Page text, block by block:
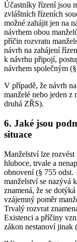
Účastníky řízení jsou
zvláštních řízeních
možné zahájit jen na
návrhem obou
příčin rozvratu
návrh na zahájení
k návrhu připojí,
návrhem společným
V případě, že návrh
manželé nebo jeden z
druhá ZŘS).
6. Jaké jsou
situace
Manželství lze rozvést
hluboce, trvale a
obnovení (§ 755
manželství se nazývá
znamená, že se
vzájemný poměr
Trvalý rozvrat
Existenci a příčiny
zákon nestanoví jinak